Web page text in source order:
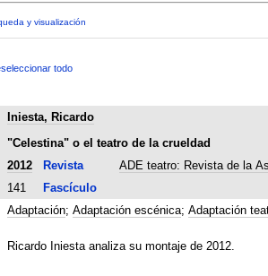
y visualización
todo
Iniesta, Ricardo
"Celestina" o el teatro de la crueldad
2012 Revista
ADE teatro: Revista de la
141
Fascículo
Adaptación; Adaptación escénica; Adaptación
Ricardo Iniesta analiza su montaje de 2012.